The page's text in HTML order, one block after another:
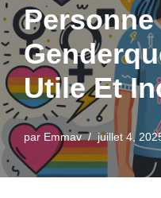
Personne
Utile Et
par Emmav juillet 4,